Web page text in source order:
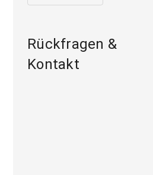
Rückfragen &
Kontakt